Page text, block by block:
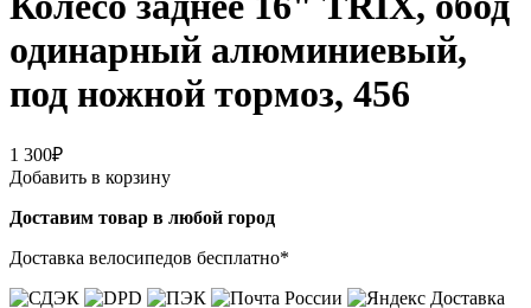
одинарный алюминиевый,
под ножной тормоз, 456
1 300₽
Добавить в корзину
Доставим товар в любой город
Доставка велосипедов бесплатно*